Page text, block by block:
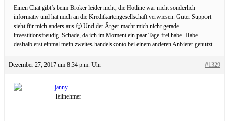
Einen Chat gibt’s beim Broker leider nicht, die Hotline war nicht sonderlich
informativ und hat mich an die Kreditkartengesellschaft verwiesen. Guter Support
sieht für mich anders aus 🙁 Und der Ärger macht mich nicht gerade
investitionsfreudig. Schade, da ich im Moment ein paar Tage frei habe. Habe
deshalb erst einmal mein zweites handelskonto bei einem anderen Anbieter genutzt.
Dezember 27, 2017 um 8:34 p.m. Uhr #1329
janny
Teilnehmer